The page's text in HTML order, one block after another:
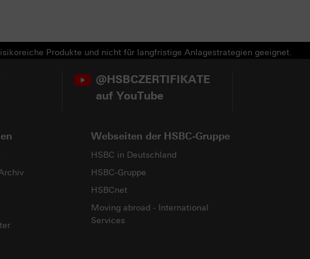
Produkte und nicht für langfristige Anlagestrategien geeignet.
@HSBCZERTIFIKATE
auf YouTube
Webseiten der HSBC-Gruppe
HSBC in Deutschland
HSBC-Gruppe
HSBCnet
Moving abroad - International
Services